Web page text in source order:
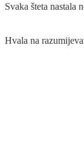
Svaka šteta nastala
Hvala na